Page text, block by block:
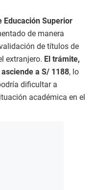
Educación Superior
de manera
de títulos de
extranjero. El trámite,
a S/ 1188, lo
dificultar a
académica en el